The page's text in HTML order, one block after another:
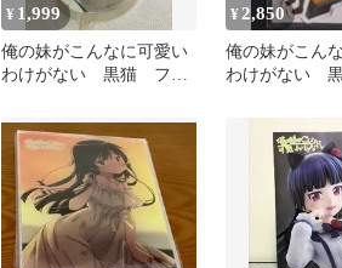
¥ 1,999
俺の妹がこんなに可愛い
わけがない 黒猫 フィ
¥2,850
俺の妹がこん
わけがない